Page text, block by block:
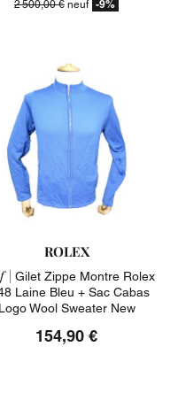
2 500,00 € neuf -9%
ROLEX
| Gilet Zippe Montre Rolex
Laine Bleu + Sac Cabas
Logo Wool Sweater New
154,90 €